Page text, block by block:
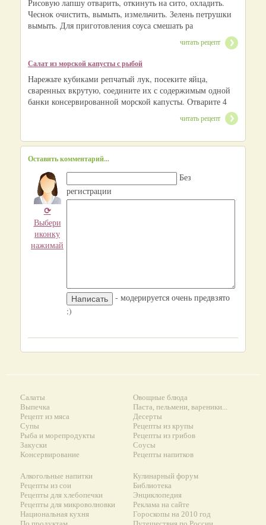
Рисовую лапшу отварить, откинуть на сито, охладить.
Чеснок очистить, вымыть, измельчить. Зелень петрушки
вымыть. Для приготовления соуса смешать ра
читать рецепт
Салат из морской капусты с рыбой
Нарежьте кубиками репчатый лук, посеките яйца,
сваренных вкрутую, соедините их с содержимым одной
банки консервированной морской капусты. Отварите 4
читать рецепт
Оставить комментарий...
⟳
Выбери
иконку
нажимай
Без
регистрации
- модерируется очень предвзято
:)
Салаты
Выпечка
Рецепт из мяса
Супы
Рыба и морепродукты
Закуски
Консервирование
Овощные блюда
Паста, пельмени, вареники...
Десерты
Рецепты из крупы
Рецепты из грибов
Соусы
Рецепты напитков
Алкогольные напитки
Рецепты из сои
Рецепты для хлебопечки
Рецепты для микроволновки
Национальная кухня
Кулинарный форум
Библиотека
Энциклопедия
Реклама на сайте
Гороскопы на 2010 год